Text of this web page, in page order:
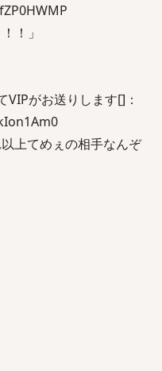
！」
がお送りします[]：
上てめぇの相手なんぞ